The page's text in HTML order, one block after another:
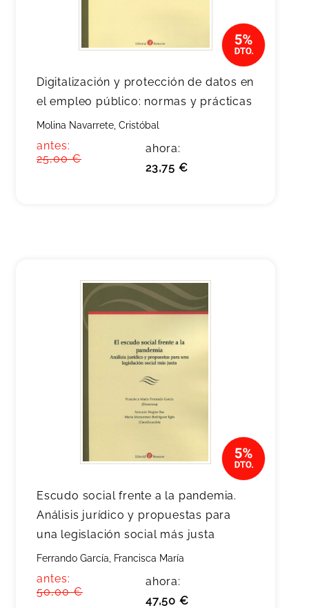
Digitalización y protección de datos en
el empleo público: normas y prácticas
Molina Navarrete, Cristóbal
antes:
25,00 €
ahora:
23,75 €
Escudo social frente a la pandemia.
Análisis jurídico y propuestas para
una legislación social más justa
Ferrando García, Francisca María
antes:
50,00 €
ahora:
47,50 €